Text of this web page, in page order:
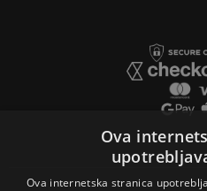
Ova
Ova internetska stranica